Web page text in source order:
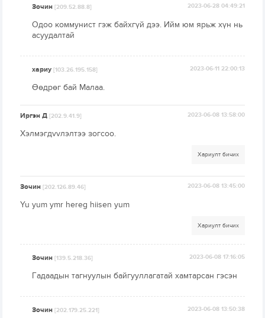
Зочин[209.52.88.8] 2023-06-28 04:49:21
Одоо коммунист гэж байхгүй дээ. Ийм юм ярьж хүн нь
асуудалтай
хариу[103.26.195.158] 2023-06-11 22:00:13
Өөдрөг бай Малаа.
Иргэн Д[202.9.41.9] 2023-06-08 13:58:00
Хэлмэгдvvлэлтээ зогсоо.
Хариулт бичих
Зочин[202.126.89.46] 2023-06-08 13:45:00
Yu yum ymr hereg hiisen yum
Хариулт бичих
Зочин[139.5.218.36] 2023-06-08 17:16:05
Гадаадын тагнуулын байгууллагатай хамтарсан гэсэн
Зочин[202.179.25.221] 2023-06-08 13:50:38